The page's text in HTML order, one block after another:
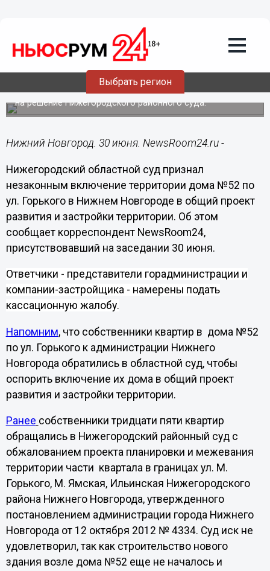
Выбрать регион
включение территории дома №52 по
ул. Горького в Нижнем Новгороде в
общий проект развития и застройки
территории
Удовлетворена апелляционная жалоба жильцов дома
на решение Нижегородского районного суда.
Нижний Новгород. 30 июня. NewsRoom24.ru -
Нижегородский областной суд признал
незаконным включение территории дома №52 по
ул. Горького в Нижнем Новгороде в общий проект
развития и застройки территории. Об этом
сообщает корреспондент NewsRoom24,
присутствовавший на заседании 30 июня.
Ответчики - представители горадминистрации и
компании-застройщика - намерены подать
кассационную жалобу.
Напомним, что собственники квартир в дома №52
по ул. Горького к администрации Нижнего
Новгорода обратились в областной суд, чтобы
оспорить включение их дома в общий проект
развития и застройки территории.
Ранее собственники тридцати пяти квартир
обращались в Нижегородский районный суд с
обжалованием проекта планировки и межевания
территории части квартала в границах ул. М.
Горького, М. Ямская, Ильинская Нижегородского
района Нижнего Новгорода, утвержденного
постановлением администрации города Нижнего
Новгорода от 12 октября 2012 № 4334. Суд иск не
удовлетворил, так как строительство нового
здания возле дома №52 еще не началось и